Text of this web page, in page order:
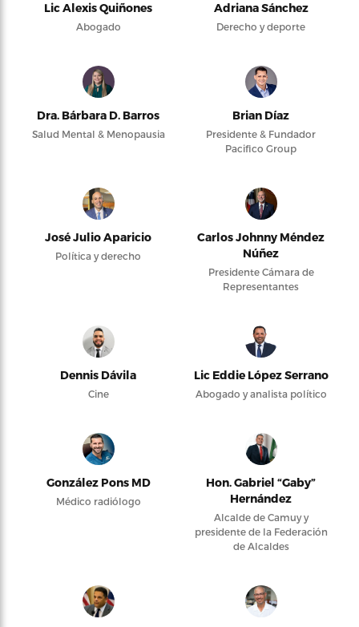
Lic Alexis Quiñones
Abogado
Adriana Sánchez
Derecho y deporte
Dra. Bárbara D. Barros
Salud Mental & Menopausia
Brian Díaz
Presidente & Fundador
Pacifico Group
José Julio Aparicio
Política y derecho
Carlos Johnny Méndez
Núñez
Presidente Cámara de
Representantes
Dennis Dávila
Cine
Lic Eddie López Serrano
Abogado y analista político
González Pons MD
Médico radiólogo
Hon. Gabriel “Gaby”
Hernández
Alcalde de Camuy y
presidente de la Federación
de Alcaldes